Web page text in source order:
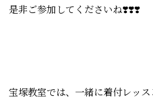
是非ご参加してくださいね❣️❣️❣️
宝塚教室では、一緒に着付レッ